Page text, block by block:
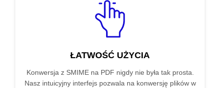
ŁATWOŚĆ UŻYCIA
Konwersja z SMIME na PDF nigdy nie była tak prosta.
Nasz intuicyjny interfejs pozwala na konwersję plików w